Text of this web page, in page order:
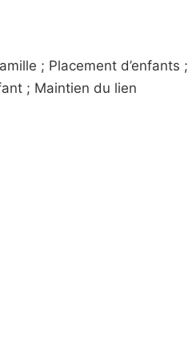
; Placement d’enfants ;
; Maintien du lien